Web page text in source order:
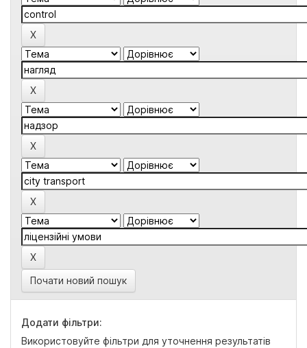
Почати новий пошук
Додати фільтри:
Використовуйте фільтри для уточнення результатів